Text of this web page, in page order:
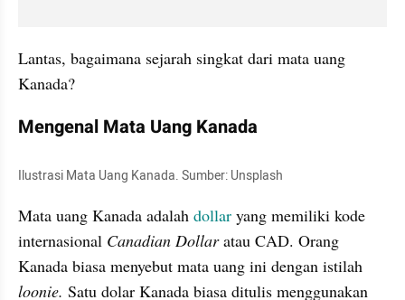
Lantas, bagaimana sejarah singkat dari mata uang
Kanada?
Mengenal Mata Uang Kanada
Ilustrasi Mata Uang Kanada. Sumber: Unsplash
Mata uang Kanada adalah dollar yang memiliki kode
internasional Canadian Dollar atau CAD. Orang
loonie. Satu dolar Kanada biasa ditulis menggunakan